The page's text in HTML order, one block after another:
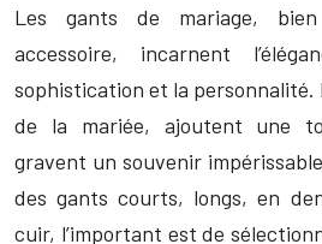
Les gants de mariage,
accessoire, incarnent
sophistication et la
de la mariée, ajoutent une
gravent un souvenir
des gants courts, longs, en
cuir, l’important est de